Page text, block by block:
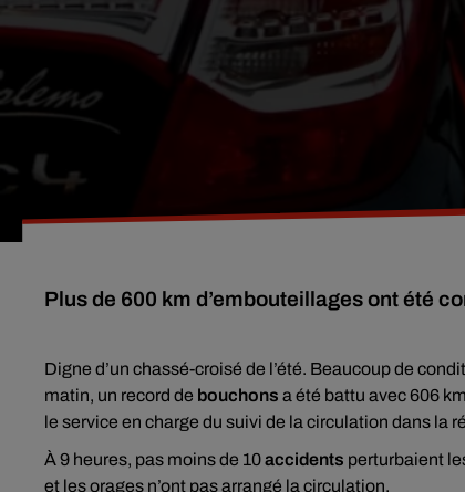
Plus de 600 km d’embouteillages ont été
Digne d’un chassé-croisé de l’été. Beaucoup de
matin, un record de bouchons a été battu avec 606
le service en charge du suivi de la circulation dans la
À 9 heures, pas moins de 10accidents perturbaient
et les orages n’ont pas arrangé la circulation.